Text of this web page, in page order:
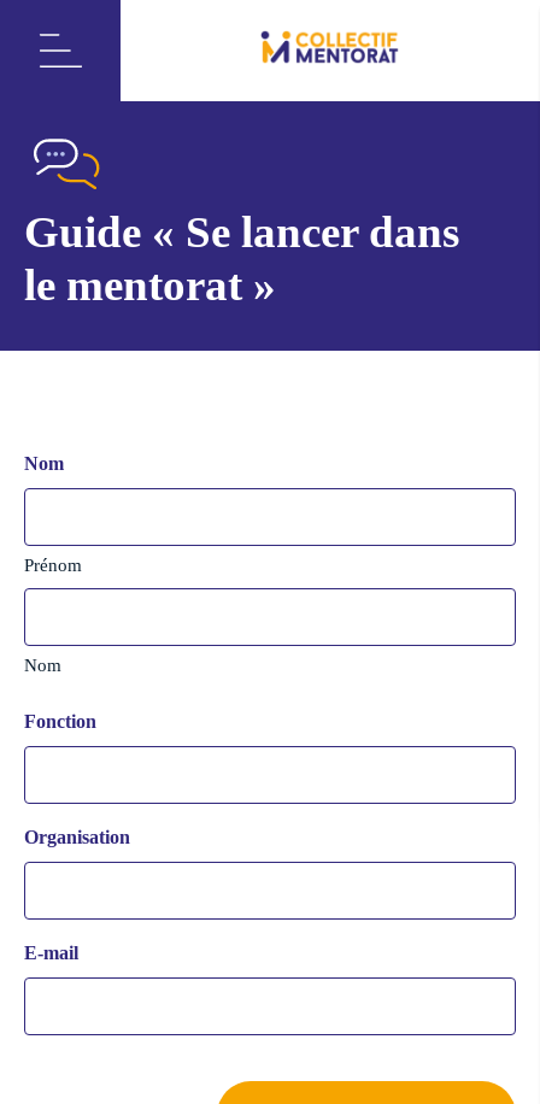
Guide « Se lancer dans
le mentorat »
Nom
Prénom
Nom
Fonction
Organisation
E-mail